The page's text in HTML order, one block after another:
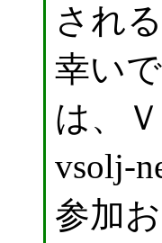
され
幸い
は、
vsolj-
参加